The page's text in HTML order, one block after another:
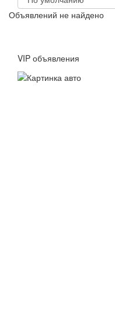
Объявлений не найдено
VIP объявления